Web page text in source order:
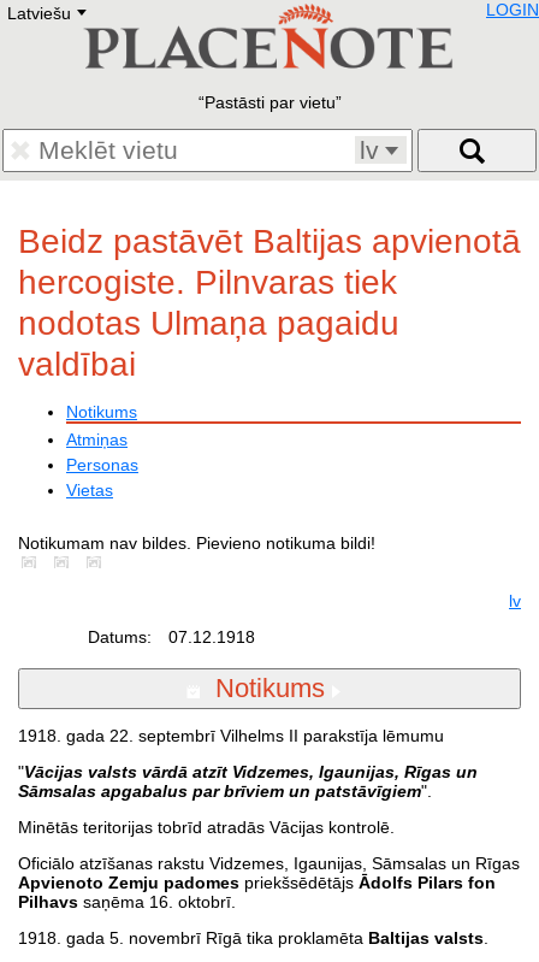
Latviešu E
Deutsch
Francais
Polski
Eestikeelne
LOGIN
Pastāsti par vietu
lv
Beidz pastāvēt Baltijas apvienotā
hercogiste. Pilnvaras tiek
nodotas Ulmaņa pagaidu
valdībai
Notikums
Atmiņas
Personas
Vietas
Notikumam nav bildes. Pievieno notikuma bildi!
lv
Datums:
07.12.1918
Notikums
1918. gada 22. septembrī Vilhelms II parakstīja lēmumu
"Vācijas valsts vārdā atzīt Vidzemes, Igaunijas, Rīgas un
Sāmsalas apgabalus par brīviem un patstāvīgiem".
Minētās teritorijas tobrīd atradās Vācijas kontrolē.
Oficiālo atzīšanas rakstu Vidzemes, Igaunijas, Sāmsalas un Rīgas
Apvienoto Zemju padomes priekšsēdētājs Ādolfs Pilars fon
Pilhavs saņēma 16. oktobrī.
1918. gada 5. novembrī Rīgā tika proklamēta Baltijas valsts